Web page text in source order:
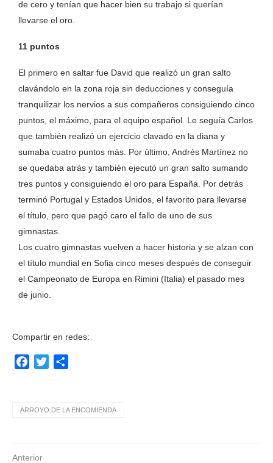
de cero y tenían que hacer bien su trabajo si querían
llevarse el oro.
11 puntos
El primero en saltar fue David que realizó un gran salto
clavándolo en la zona roja sin deducciones y conseguía
tranquilizar los nervios a sus compañeros consiguiendo cinco
puntos, el máximo, para el equipo español. Le seguía Carlos
que también realizó un ejercicio clavado en la diana y
sumaba cuatro puntos más. Por último, Andrés Martínez no
se quedaba atrás y también ejecutó un gran salto sumando
tres puntos y consiguiendo el oro para España. Por detrás
terminó Portugal y Estados Unidos, el favorito para llevarse
el título, pero que pagó caro el fallo de uno de sus
gimnastas.
Los cuatro gimnastas vuelven a hacer historia y se alzan con
el título mundial en Sofia cinco meses después de conseguir
el Campeonato de Europa en Rimini (Italia) el pasado mes
de junio.
Compartir en redes:
Facebook
Twitter
ARROYO DE LA ENCOMIENDA
Anterior